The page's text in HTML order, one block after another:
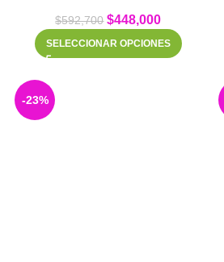
$592,700 $448,000
SELECCIONAR OPCIONES
-23%